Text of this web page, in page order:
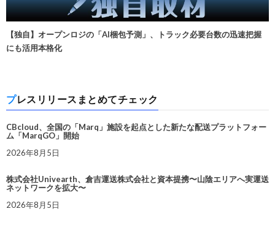
【独自】オープンロジの「AI梱包予測」、トラック必要台数の迅速把握
にも活用本格化
プレスリリースまとめてチェック
CBcloud、全国の「Marq」施設を起点とした新たな配送プラットフォー
ム「MarqGO」開始
2026年8月5日
株式会社Univearth、倉吉運送株式会社と資本提携〜山陰エリアへ実運送
ネットワークを拡大〜
2026年8月5日